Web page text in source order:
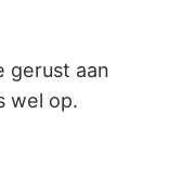
gerust aan
wel op.